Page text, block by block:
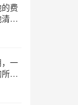
费
淤
)
一
有